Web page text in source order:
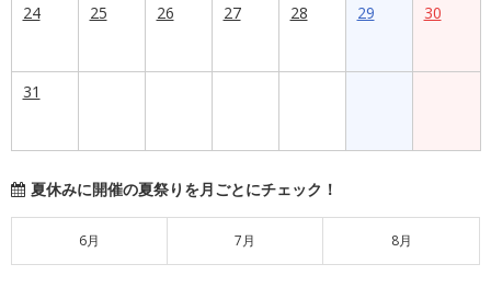
24 25 26 27 28 29 30
31
夏休みに開催の夏祭りを月ごとにチェック！
6月 7月 8月